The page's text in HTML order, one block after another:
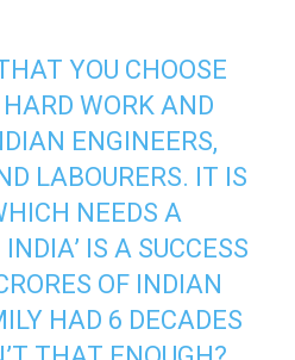
YOU CHOOSE
WORK AND
ENGINEERS,
LABOURERS. IT IS
NEEDS A
IS A SUCCESS
OF INDIAN
HAD 6 DECADES